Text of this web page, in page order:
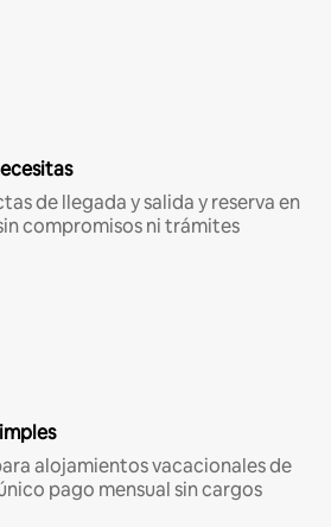
de llegada y salida y reserva en
compromisos ni trámites
alojamientos vacacionales de
pago mensual sin cargos